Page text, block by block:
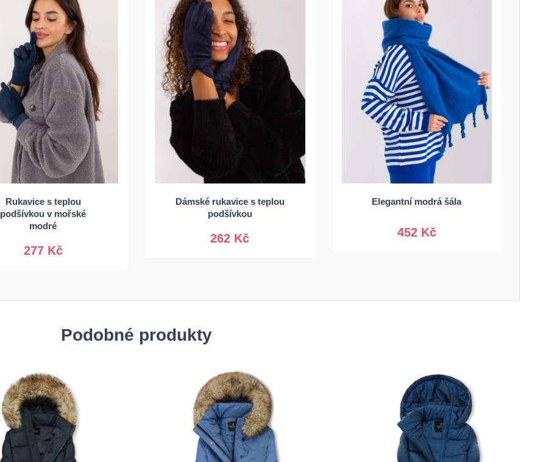
Rukavice s teplou
podšívkou v mořské
modré
277 Kč
S/M L/XL
Dámské rukavice s teplou
podšívkou
262 Kč
S/M L/XL Elegantní modrá šála
452 Kč
Univerzální
Podobné produkty